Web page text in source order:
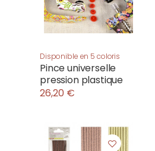
Disponible en 5 coloris
Pince universelle
pression plastique
26,20 €